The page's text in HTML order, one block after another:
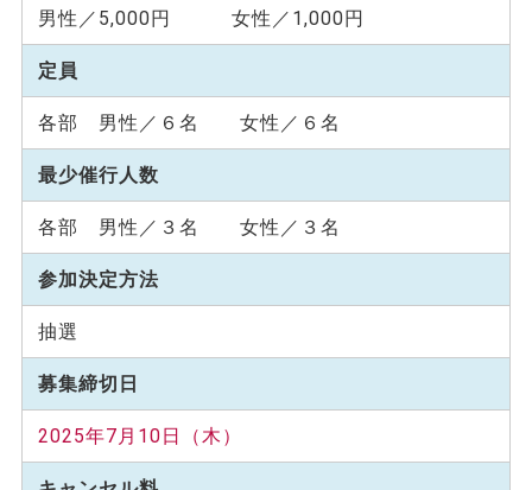
男性／5,000円 女性／1,000円
定員
各部 男性／６名 女性／６名
最少催行人数
各部 男性／３名 女性／３名
参加決定方法
抽選
募集締切日
2025年7月10日（木）